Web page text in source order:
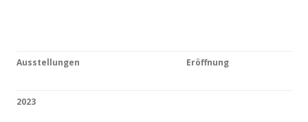
Ausstellungen Eröffnung
2023